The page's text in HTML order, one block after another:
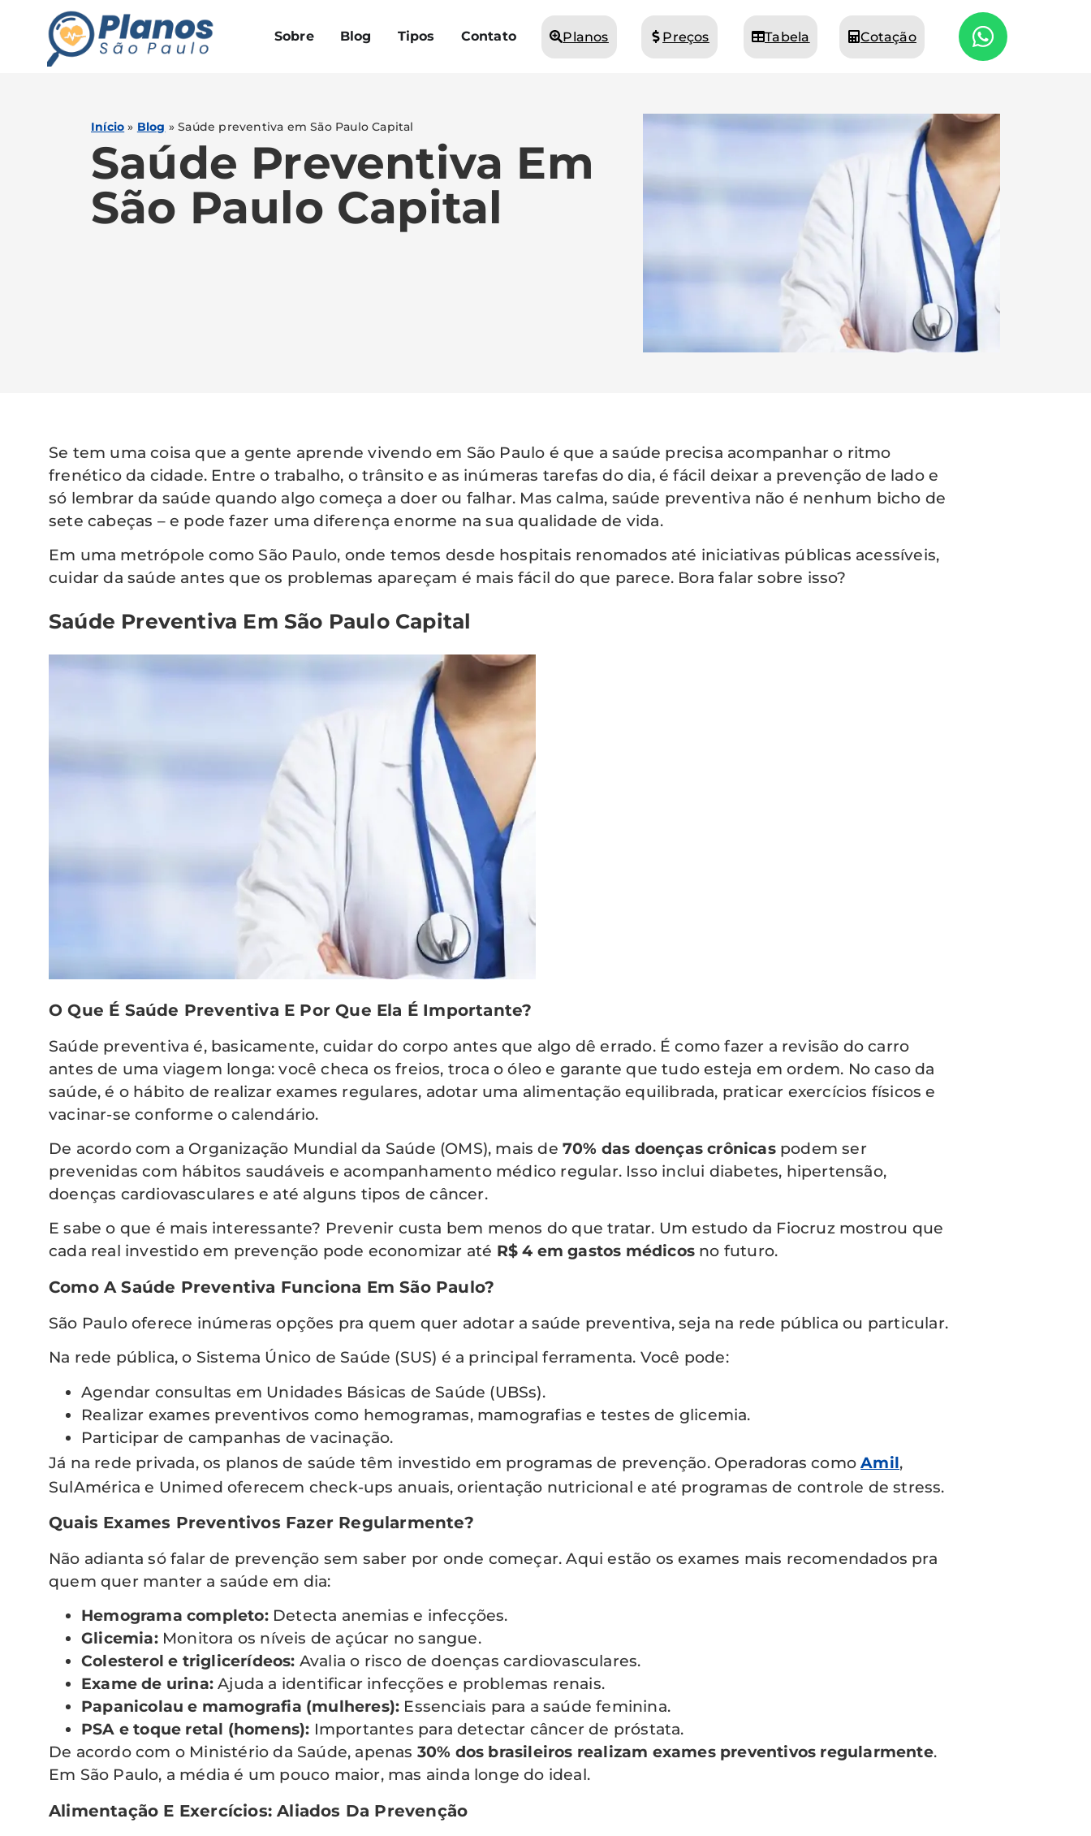
Sobre Blog Tipos Contato Planos Preços Tabela Cotação
Início » Blog »Saúde preventiva em São Paulo Capital
Saúde Preventiva Em
São Paulo Capital
Se tem uma coisa que a gente aprende vivendo em São Paulo é que a saúde precisa acompanhar o ritmo
frenético da cidade. Entre o trabalho, o trânsito e as inúmeras tarefas do dia, é fácil deixar a prevenção de lado e
só lembrar da saúde quando algo começa a doer ou falhar. Mas calma, saúde preventiva não é nenhum bicho de
sete cabeças – e pode fazer uma diferença enorme na sua qualidade de vida.
Em uma metrópole como São Paulo, onde temos desde hospitais renomados até iniciativas públicas acessíveis,
cuidar da saúde antes que os problemas apareçam é mais fácil do que parece. Bora falar sobre isso?
Saúde Preventiva Em São Paulo Capital
O Que É Saúde Preventiva E Por Que Ela É Importante?
Saúde preventiva é, basicamente, cuidar do corpo antes que algo dê errado. É como fazer a revisão do carro
antes de uma viagem longa: você checa os freios, troca o óleo e garante que tudo esteja em ordem. No caso da
saúde, é o hábito de realizar exames regulares, adotar uma alimentação equilibrada, praticar exercícios físicos e
vacinar-se conforme o calendário.
De acordo com a Organização Mundial da Saúde (OMS), mais de 70% das doenças crônicaspodem ser
prevenidas com hábitos saudáveis e acompanhamento médico regular. Isso inclui diabetes, hipertensão,
doenças cardiovasculares e até alguns tipos de câncer.
E sabe o que é mais interessante? Prevenir custa bem menos do que tratar. Um estudo da Fiocruz mostrou que
cada real investido em prevenção pode economizar até R$ 4 em gastos médicos no futuro.
Como A Saúde Preventiva Funciona Em São Paulo?
São Paulo oferece inúmeras opções pra quem quer adotar a saúde preventiva, seja na rede pública ou particular.
Na rede pública, o Sistema Único de Saúde (SUS) é a principal ferramenta. Você pode:
Agendar consultas em Unidades Básicas de Saúde (UBSs).
Realizar exames preventivos como hemogramas, mamografias e testes de glicemia.
Participar de campanhas de vacinação.
Já na rede privada, os planos de saúde têm investido em programas de prevenção. Operadoras comoAmil,
SulAmérica e Unimed oferecem check-ups anuais, orientação nutricional e até programas de controle de stress.
Quais Exames Preventivos Fazer Regularmente?
Não adianta só falar de prevenção sem saber por onde começar. Aqui estão os exames mais recomendados pra
quem quer manter a saúde em dia:
Hemograma completo:Detecta anemias e infecções.
Glicemia:Monitora os níveis de açúcar no sangue.
Colesterol e triglicerídeos: Avalia o risco de doenças cardiovasculares.
Exame de urina: Ajuda a identificar infecções e problemas renais.
Papanicolau e mamografia (mulheres): Essenciais para a saúde feminina.
PSA e toque retal (homens): Importantes para detectar câncer de próstata.
De acordo com o Ministério da Saúde, apenas 30% dos brasileiros realizam exames preventivos regularmente.
Em São Paulo, a média é um pouco maior, mas ainda longe do ideal.
Alimentação E Exercícios: Aliados Da Prevenção